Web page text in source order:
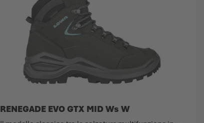
RENEGADE EVO GTX MID Ws W